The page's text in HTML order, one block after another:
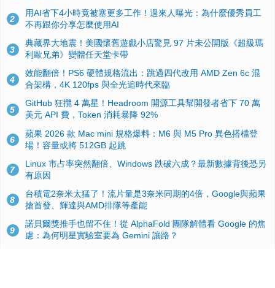
2
用AI省下4小時竟被塞更多工作！過來人曝光：為什麼優秀員工
不再跟你分享怎麼使用AI
3
典藏界大地震！美國懷舊遊戲小店驚見 97 片未公開版《超級瑪
利歐兄弟》變體任天堂卡帶
4
效能翻倍！PS6 硬體規格流出：跳過四代改用 AMD Zen 6c 混
合架構，4K 120fps 與全光追時代來臨
5
GitHub 狂攬 4 萬星！Headroom 開源工具幫開發者省下 70 萬
美元 API 費，Token 消耗暴降 92%
6
蘋果 2026 款 Mac mini 規格爆料：M6 與 M5 Pro 異色搭檔登
場！容量或將 512GB 起跳
7
Linux 市占率突然翻倍、Windows 跌破六成？最新數據背後恐另
有原因
8
台積電2奈米太猛了！流片量是3奈米同期的4倍，Google與蘋果
搶首發、輝達與AMD排隊等產能
9
諾貝爾獎推手也留不住！從 AlphaFold 團隊解體看 Google 的焦
慮：為何明星實驗室要為 Gemini 讓路？